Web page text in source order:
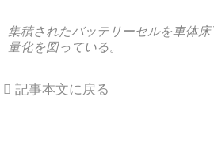
集積されたバッテリーセルを車体
量化を図っている。
記事本文に戻る